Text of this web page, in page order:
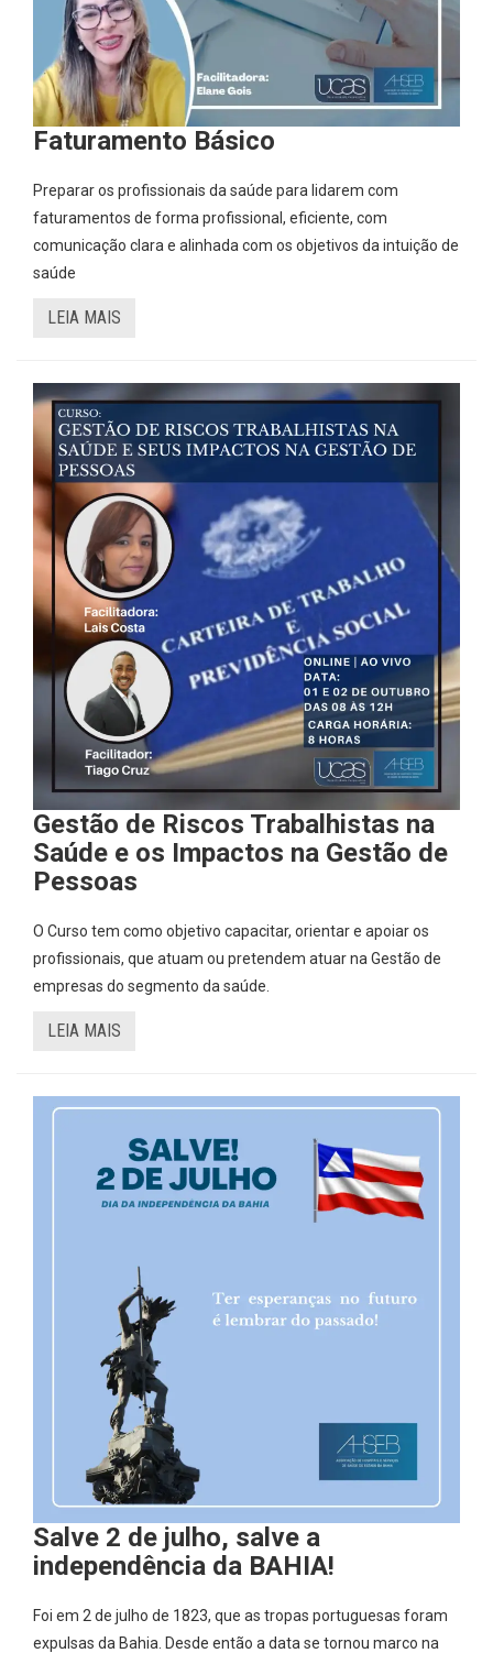
Faturamento Básico
Preparar os profissionais da saúde para lidarem com
faturamentos de forma profissional, eficiente, com
comunicação clara e alinhada com os objetivos da intuição de
saúde
LEIA MAIS
Gestão de Riscos Trabalhistas na
Saúde e os Impactos na Gestão de
Pessoas
O Curso tem como objetivo capacitar, orientar e apoiar os
profissionais, que atuam ou pretendem atuar na Gestão de
empresas do segmento da saúde.
LEIA MAIS
Salve 2 de julho, salve a
independência da BAHIA!
Foi em 2 de julho de 1823, que as tropas portuguesas foram
expulsas da Bahia. Desde então a data se tornou marco na